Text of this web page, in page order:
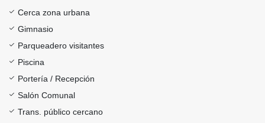
Cerca zona urbana
Gimnasio
Parqueadero visitantes
Piscina
Portería / Recepción
Salón Comunal
Trans. público cercano